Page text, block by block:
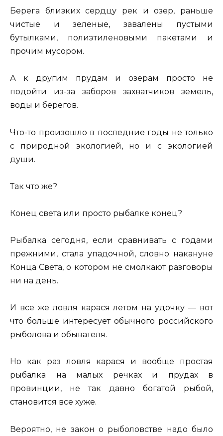
Берега близких сердцу рек и озер, раньше
чистые и зеленые, завалены пустыми
бутылками, полиэтиленовыми пакетами и
прочим мусором.
А к другим прудам и озерам просто не
подойти из-за заборов захватчиков земель,
воды и берегов.
Что-то произошло в последние годы не только
с природной экологией, но и с экологией
души.
Так что же?
Конец света или просто рыбалке конец?
Рыбалка сегодня, если сравнивать с годами
прежними, стала упадочной, словно накануне
Конца Света, о котором не смолкают разговоры
ни на день.
И все же ловля карася летом на удочку — вот
что больше интересует обычного российского
рыболова и обывателя.
Но как раз ловля карася и вообще простая
рыбалка на малых речках и прудах в
провинции, не так давно богатой рыбой,
становится все хуже.
Вероятно, не закон о рыболовстве надо было